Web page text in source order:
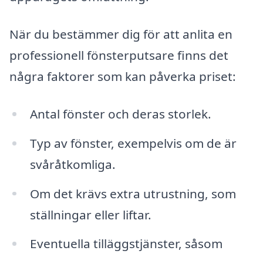
När du bestämmer dig för att anlita en
professionell fönsterputsare finns det
några faktorer som kan påverka priset:
Antal fönster och deras storlek.
Typ av fönster, exempelvis om de är
svåråtkomliga.
Om det krävs extra utrustning, som
ställningar eller liftar.
Eventuella tilläggstjänster, såsom